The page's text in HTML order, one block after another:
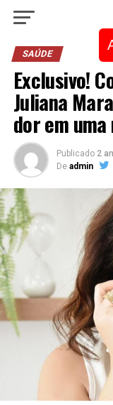
SAÚDE
Exclusivo!
Juliana
dor em
Publicado 2
De admin